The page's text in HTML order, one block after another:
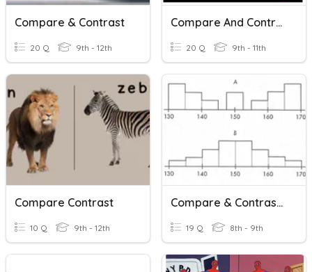
Compare & Contrast
20 Q 9th - 12th
Compare And Contrast
20 Q 9th - 11th
Compare Contrast
10 Q 9th - 12th
Compare & Contrast Data Distributions
19 Q 8th - 9th